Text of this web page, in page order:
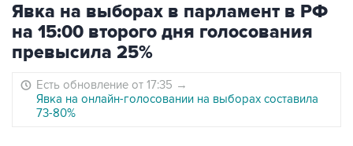
Явка на выборах в парламент в РФ
на 15:00 второго дня голосования
превысила 25%
Есть обновление от 17:35 →
Явка на онлайн-голосовании на выборах составила
73-80%